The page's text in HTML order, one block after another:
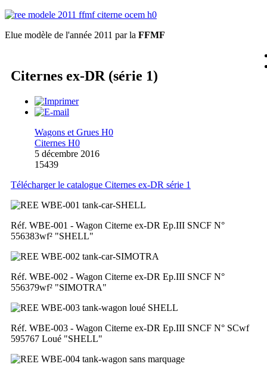
Elue modèle de l'année 2011 par la FFMF
Citernes ex-DR (série 1)
Wagons et Grues H0
Citernes H0
5 décembre 2016
15439
Télécharger le catalogue Citernes ex-DR série 1
Réf. WBE-001 - Wagon Citerne ex-DR Ep.III SNCF N°
556383wf² "SHELL"
Réf. WBE-002 - Wagon Citerne ex-DR Ep.III SNCF N°
556379wf² "SIMOTRA"
Réf. WBE-003 - Wagon Citerne ex-DR Ep.III SNCF N° SCwf
595767 Loué "SHELL"